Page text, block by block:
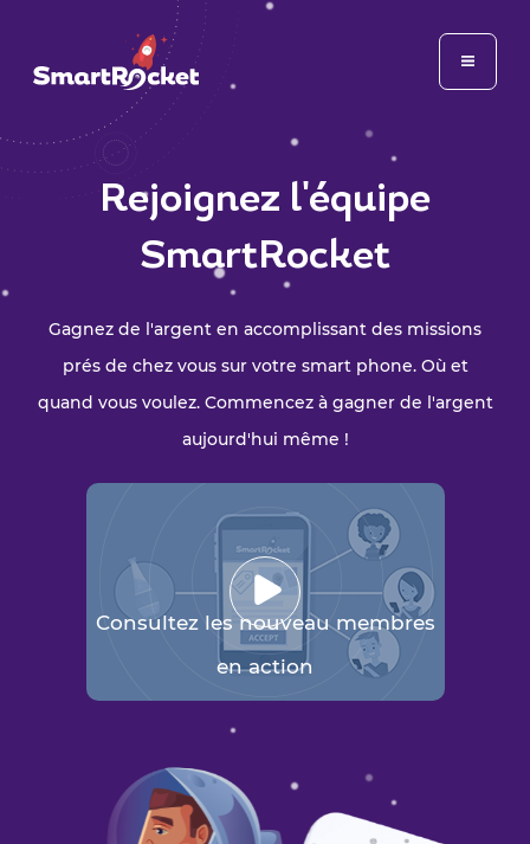
Rejoignez l'équipe
SmartRocket
Gagnez de l'argent en accomplissant des missions
prés de chez vous sur votre smart phone. Où et
quand vous voulez. Commencez à gagner de l'argent
aujourd'hui même !
Consultez les nouveau membres
en action